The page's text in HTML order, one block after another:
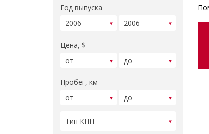
Год выпуска
Цена, $
Пробег, км